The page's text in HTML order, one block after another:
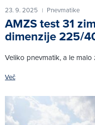
23. 9. 2025 | Pnevmatike
AMZS test 31
dimenzije 225/
Veliko pnevmatik, a le
Več